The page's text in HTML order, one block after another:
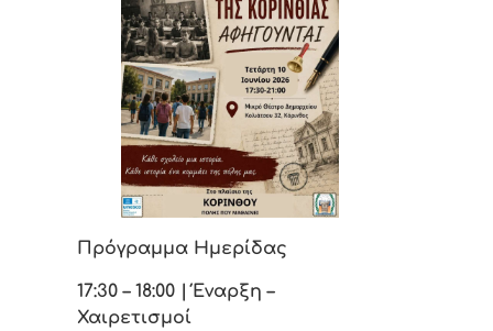
Πρόγραμμα Ημερίδας
17:30 – 18:00 | Έναρξη –
Χαιρετισμοί